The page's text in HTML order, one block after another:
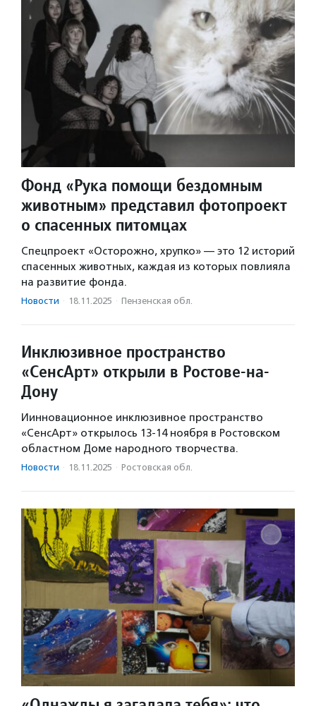
Фонд «Рука помощи бездомным
животным» представил фотопроект
о спасенных питомцах
Спецпроект «Осторожно, хрупко» — это 12 историй
спасенных животных, каждая из которых повлияла
на развитие фонда.
Новости · 18.11.2025 · Пензенская обл.
Инклюзивное пространство
«СенсАрт» открыли в Ростове-на-
Дону
Иинновационное инклюзивное пространство
«СенсАрт» открылось 13-14 ноября в Ростовском
областном Доме народного творчества.
Новости · 18.11.2025 · Ростовская обл.